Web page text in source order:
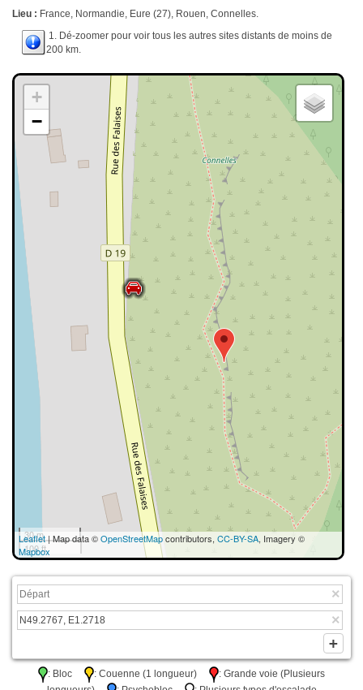
Lieu : France, Normandie, Eure (27), Rouen, Connelles.
1. Dé-zoomer pour voir tous les autres sites distants de moins de
200 km.
+
−
30 m
100 ft
Leaflet| Map data ©OpenStreetMapcontributors, CC-BY-SA, Imagery ©
Mapbox
: Bloc : Couenne (1 longueur)
: Grande voie (Plusieurs